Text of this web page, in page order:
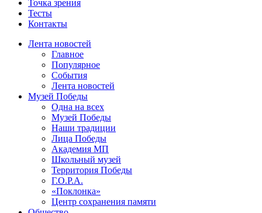
Точка зрения
Тесты
Контакты
Лента новостей
Главное
Популярное
События
Лента новостей
Музей Победы
Одна на всех
Музей Победы
Наши традиции
Лица Победы
Академия МП
Школьный музей
Территория Победы
Г.О.Р.А.
«Поклонка»
Центр сохранения памяти